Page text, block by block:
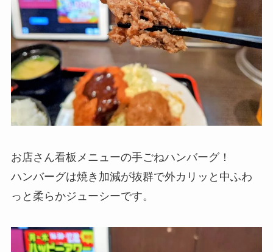
お店さん看板メニューの手ごねハンバーグ！
ハンバーグは焼き加減が抜群で外カリッと中ふわ
っと柔らかジューシーです。